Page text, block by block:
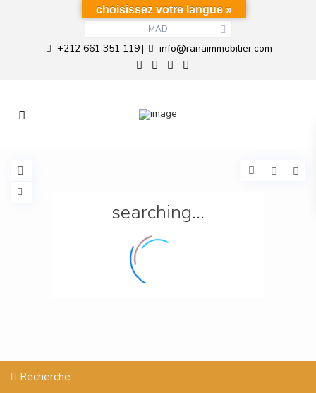
MAD
+212 661 351 119| info@ranaimmobilier.com
searching...
Recherche
choisissez votre langue »